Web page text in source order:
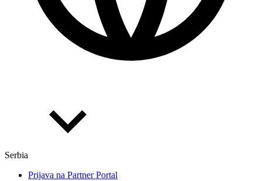
Serbia
Prijava na Partner Portal